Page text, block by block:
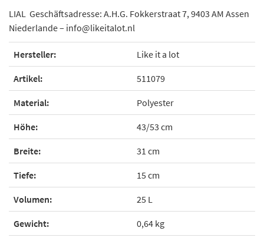
LIAL Geschäftsadresse: A.H.G. Fokkerstraat 7, 9403 AM Assen
Niederlande – info@likeitalot.nl
Hersteller: Like it a lot
Artikel: 511079
Material: Polyester
Höhe: 43/53 cm
Breite: 31 cm
Tiefe: 15 cm
Volumen: 25 L
Gewicht: 0,64 kg